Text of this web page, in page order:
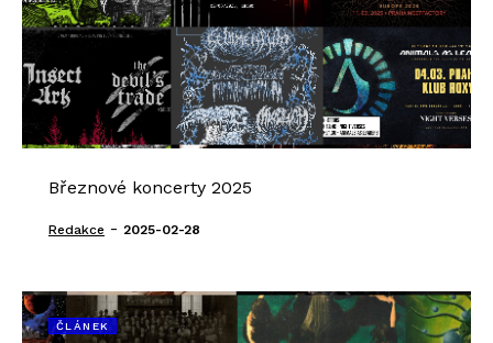
Březnové koncerty 2025
Redakce - 2025-02-28
ČLÁNEK